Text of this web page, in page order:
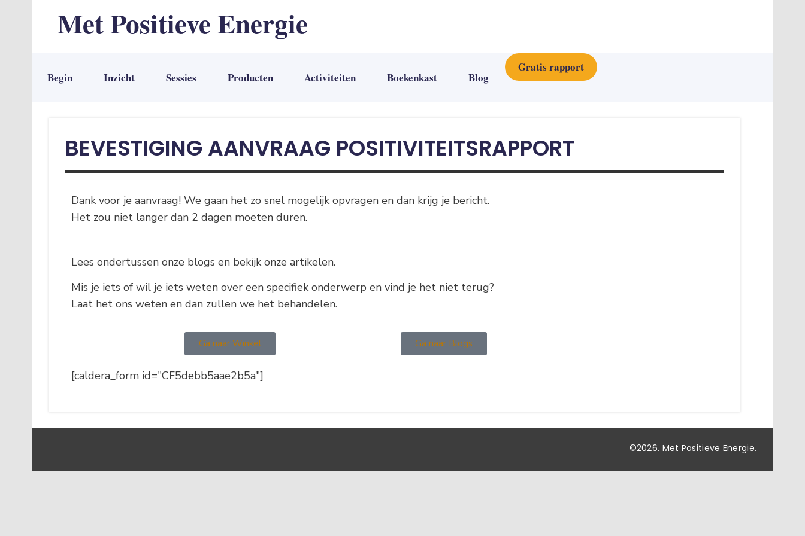
Met Positieve Energie
Begin Inzicht Sessies Producten Activiteiten Boekenkast Blog
Gratis rapport
BEVESTIGING AANVRAAG POSITIVITEITSRAPPORT
Dank voor je aanvraag! We gaan het zo snel mogelijk opvragen en dan krijg je bericht.
Het zou niet langer dan 2 dagen moeten duren.
Lees ondertussen onze blogs en bekijk onze artikelen.
Mis je iets of wil je iets weten over een specifiek onderwerp en vind je het niet terug?
Laat het ons weten en dan zullen we het behandelen.
Ga naar Winkel Ga naar Blogs
[caldera_form id="CF5debb5aae2b5a"]